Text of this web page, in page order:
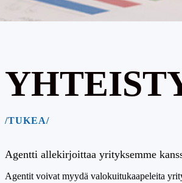
/TUKEA/
Agentti allekirjoittaa yrityksemme
Agentit voivat myydä valokuitukaapeleita